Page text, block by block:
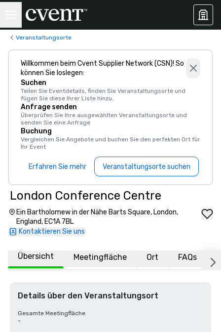
Veranstaltungsorte
Willkommen beim Cvent Supplier Network (CSN)! So
können Sie loslegen:
Suchen
Teilen Sie Eventdetails, finden Sie Veranstaltungsorte und
fügen Sie diese Ihrer Liste hinzu.
Anfrage senden
Überprüfen Sie Ihre ausgewählten Veranstaltungsorte und
senden Sie eine Anfrage
Buchung
Vergleichen Sie Angebote und buchen Sie den perfekten Ort für
Ihr Event
Erfahren Sie mehr Veranstaltungsorte suchen
London Conference Centre
Ein Bartholomew in der Nähe Barts Square, London,
England, EC1A 7BL
Kontaktieren Sie uns
Übersicht Meetingfläche Ort FAQs
Details über den Veranstaltungsort
Gesamte Meetingfläche
-